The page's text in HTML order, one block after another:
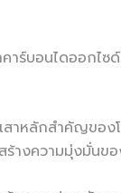
าร์บอนไดออกไ
สาหลักสำคัญข
างความมุ่งมั่น